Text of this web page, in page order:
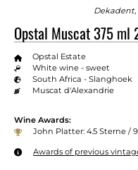
Opstal Muscat 375 ml
Opstal Estate
White wine - sweet
South Africa - Slanghoek
Muscat d'Alexandrie
Wine Awards:
John Platter: 4.5 Sterne /
Awards of previous